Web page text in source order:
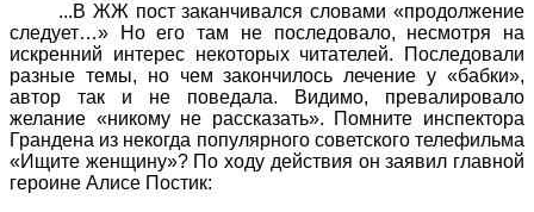
...В ЖЖ пост заканчивался словами «продолжение
следует…» Но его там не последовало, несмотря на
искренний интерес некоторых читателей. Последовали
разные темы, но чем закончилось лечение у «бабки»,
автор так и не поведала. Видимо, превалировало
желание «никому не рассказать». Помните инспектора
Грандена из некогда популярного советского телефильма
«Ищите женщину»? По ходу действия он заявил главной
героине Алисе Постик: